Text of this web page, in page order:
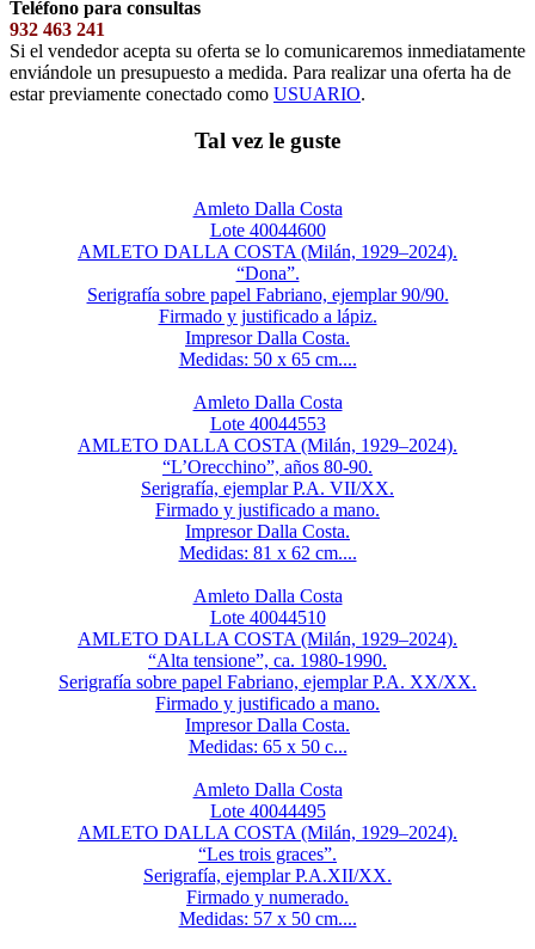
Teléfono para consultas
932 463 241
Si el vendedor acepta su oferta se lo comunicaremos inmediatamente
enviándole un presupuesto a medida. Para realizar una oferta ha de
estar previamente conectado como USUARIO.
Tal vez le guste
Amleto Dalla Costa
Lote 40044600
AMLETO DALLA COSTA (Milán, 1929–2024).
“Dona”.
Serigrafía sobre papel Fabriano, ejemplar 90/90.
Firmado y justificado a lápiz.
Impresor Dalla Costa.
Medidas: 50 x 65 cm....
Amleto Dalla Costa
Lote 40044553
AMLETO DALLA COSTA (Milán, 1929–2024).
“L’Orecchino”, años 80-90.
Serigrafía, ejemplar P.A. VII/XX.
Firmado y justificado a mano.
Impresor Dalla Costa.
Medidas: 81 x 62 cm....
Amleto Dalla Costa
Lote 40044510
AMLETO DALLA COSTA (Milán, 1929–2024).
“Alta tensione”, ca. 1980-1990.
Serigrafía sobre papel Fabriano, ejemplar P.A. XX/XX.
Firmado y justificado a mano.
Impresor Dalla Costa.
Medidas: 65 x 50 c...
Amleto Dalla Costa
Lote 40044495
AMLETO DALLA COSTA (Milán, 1929–2024).
“Les trois graces”.
Serigrafía, ejemplar P.A.XII/XX.
Firmado y numerado.
Medidas: 57 x 50 cm....